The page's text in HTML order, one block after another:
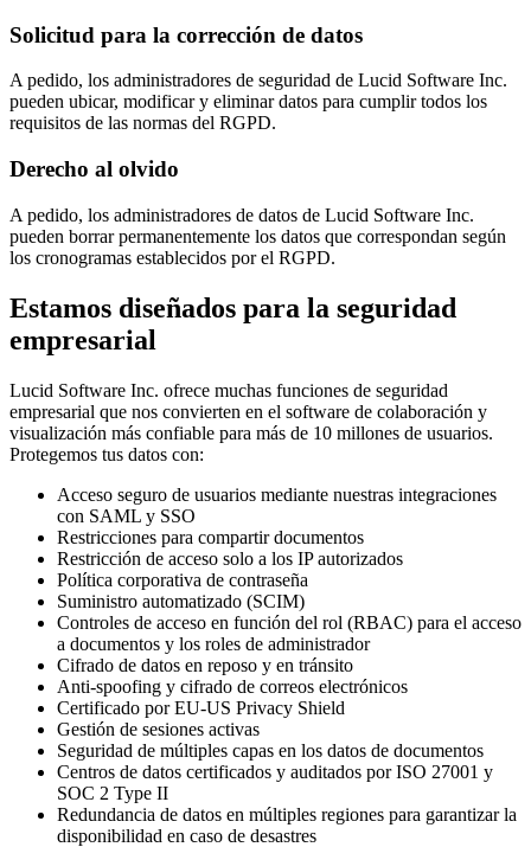
Solicitud para la corrección de datos
A pedido, los administradores de seguridad de Lucid Software Inc.
pueden ubicar, modificar y eliminar datos para cumplir todos los
requisitos de las normas del RGPD.
Derecho al olvido
A pedido, los administradores de datos de Lucid Software Inc.
pueden borrar permanentemente los datos que correspondan según
los cronogramas establecidos por el RGPD.
Estamos diseñados para la seguridad
empresarial
Lucid Software Inc. ofrece muchas funciones de seguridad
empresarial que nos convierten en el software de colaboración y
visualización más confiable para más de 10 millones de usuarios.
Protegemos tus datos con:
Acceso seguro de usuarios mediante nuestras integraciones
con SAML y SSO
Restricciones para compartir documentos
Restricción de acceso solo a los IP autorizados
Política corporativa de contraseña
Suministro automatizado (SCIM)
Controles de acceso en función del rol (RBAC) para el acceso
a documentos y los roles de administrador
Cifrado de datos en reposo y en tránsito
Anti-spoofing y cifrado de correos electrónicos
Certificado por EU-US Privacy Shield
Gestión de sesiones activas
Seguridad de múltiples capas en los datos de documentos
Centros de datos certificados y auditados por ISO 27001 y
SOC 2 Type II
Redundancia de datos en múltiples regiones para garantizar la
disponibilidad en caso de desastres